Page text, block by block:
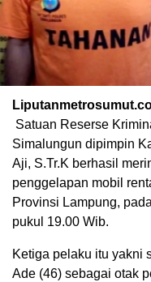
Satuan Reserse
Simalungun dipimpin
Aji, S.Tr.K berhasil
penggelapan mobil
Provinsi Lampung,
pukul 19.00 Wib.
Ketiga pelaku itu yakni
Ade (46) sebagai otak